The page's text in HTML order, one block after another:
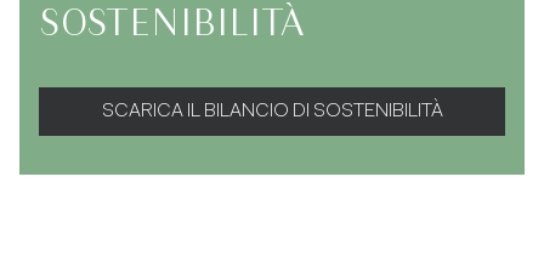
SOSTENIBILITÀ
SCARICA IL BILANCIO DI SOSTENIBILITÀ